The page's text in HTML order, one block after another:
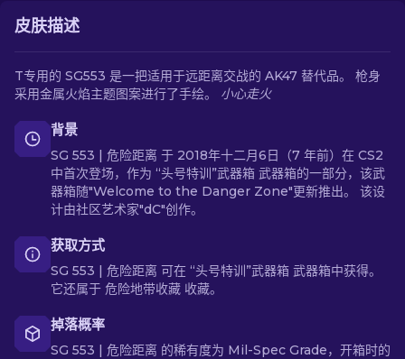
皮肤描述
T专用的 SG553 是一把适用于远距离交战的 AK47 替代品。 枪身
采用金属火焰主题图案进行了手绘。 小心走火
背景
SG 553 | 危险距离 于 2018年十二月6日（7 年前）在 CS2
中首次登场，作为 “头号特训”武器箱 武器箱的一部分，该武
器箱随"Welcome to the Danger Zone"更新推出。 该设
计由社区艺术家"dC"创作。
获取方式
SG 553 | 危险距离 可在 “头号特训”武器箱 武器箱中获得。
它还属于 危险地带收藏 收藏。
掉落概率
SG 553 | 危险距离 的稀有度为 Mil-Spec Grade，开箱时的